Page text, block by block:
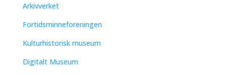
Arkivverket
Fortidsminneforeningen
Kulturhistorisk museum
Digitalt Museum